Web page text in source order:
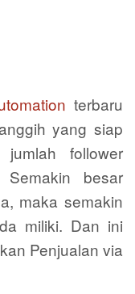
terbaru
yang siap
follower
besar
maka semakin
miliki. Dan ini
Penjualan via